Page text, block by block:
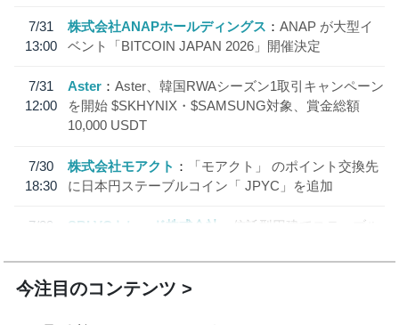
7/31
13:00
株式会社ANAPホールディングス
ANAP が大型イ
ベント「BITCOIN JAPAN 2026」開催決定
7/31
12:00
Aster
Aster、韓国RWAシーズン1取引キャンペーン
を開始 $SKHYNIX・$SAMSUNG対象、賞金総額
10,000 USDT
7/30
18:30
株式会社モアクト
「モアクト」 のポイント交換先
に日本円ステーブルコイン「 JPYC」を追加
7/29
SBI VCトレード株式会社
信託型円建てステーブル
今注目のコンテンツ